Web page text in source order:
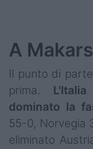
A
Il punto di
prima.
dominato la
55-0, Norvegia
eliminato